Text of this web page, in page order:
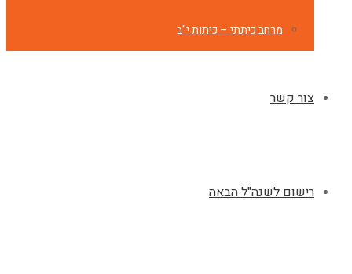
מרחב כיתתי – כיתות י"ב
צור קשר
רישום לשנה"ל הבאה